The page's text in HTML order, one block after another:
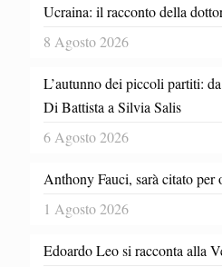
Ucraina: il racconto della
8 Agosto 2026
L’autunno dei piccoli partiti:
Di Battista a Silvia Salis
6 Agosto 2026
Anthony Fauci, sarà citato per
1 Agosto 2026
Edoardo Leo si racconta alla